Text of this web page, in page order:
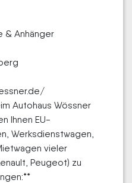
& Anhänger
Autohaus Wössner
Ihnen EU-
Werksdienstwagen,
vieler
Peugeot) zu